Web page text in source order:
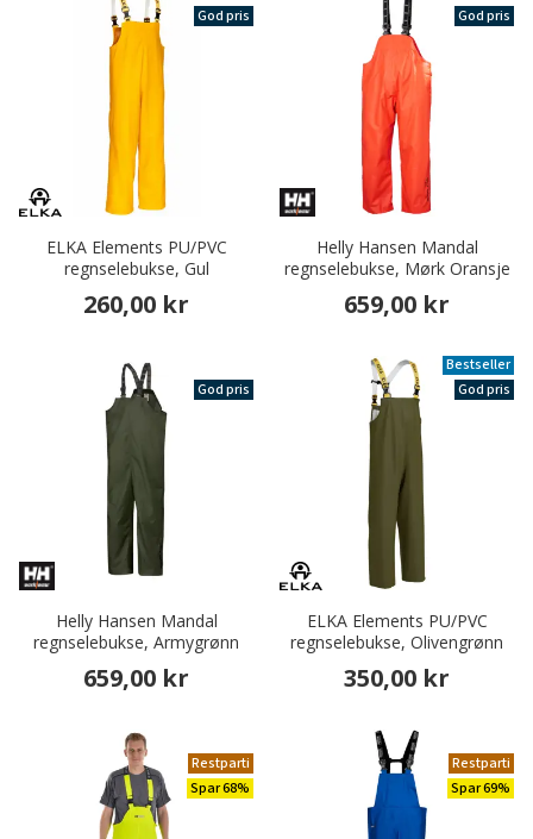
God pris
ELKA Elements PU/PVC
regnselebukse, Gul
260,00 kr
God pris
Helly Hansen Mandal
regnselebukse, Mørk Oransje
659,00 kr
God pris
Helly Hansen Mandal
regnselebukse, Armygrønn
659,00 kr
Bestseller
God pris
ELKA Elements PU/PVC
regnselebukse, Olivengrønn
350,00 kr
Restparti
Spar 68%
Restparti
Spar 69%